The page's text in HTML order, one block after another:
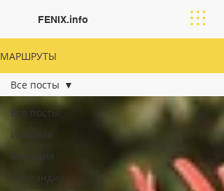
FENIX.info
МАРШРУТЫ
Все посты
Испания
Франция
Лапландия
Все посты